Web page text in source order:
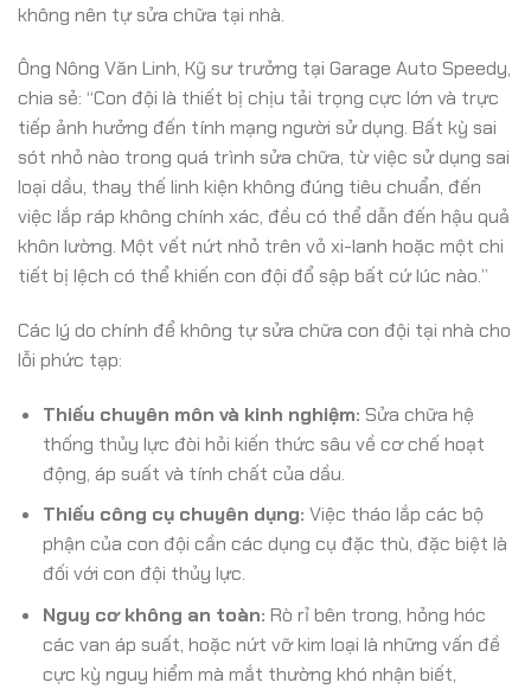
không nên tự sửa chữa tại nhà.
Ông Nông Văn Linh, Kỹ sư trưởng tại Garage Auto Speedy,
chia sẻ: “Con đội là thiết bị chịu tải trọng cực lớn và trực
tiếp ảnh hưởng đến tính mạng người sử dụng. Bất kỳ sai
sót nhỏ nào trong quá trình sửa chữa, từ việc sử dụng sai
loại dầu, thay thế linh kiện không đúng tiêu chuẩn, đến
việc lắp ráp không chính xác, đều có thể dẫn đến hậu quả
khôn lường. Một vết nứt nhỏ trên vỏ xi-lanh hoặc một chi
tiết bị lệch có thể khiến con đội đổ sập bất cứ lúc nào.”
Các lý do chính để không tự sửa chữa con đội tại nhà cho
lỗi phức tạp:
Thiếu chuyên môn và kinh nghiệm: Sửa chữa hệ
thống thủy lực đòi hỏi kiến thức sâu về cơ chế hoạt
động, áp suất và tính chất của dầu.
Thiếu công cụ chuyên dụng: Việc tháo lắp các bộ
phận của con đội cần các dụng cụ đặc thù, đặc biệt là
đối với con đội thủy lực.
Nguy cơ không an toàn: Rò rỉ bên trong, hỏng hóc
các van áp suất, hoặc nứt vỡ kim loại là những vấn đề
cực kỳ nguy hiểm mà mắt thường khó nhận biết,